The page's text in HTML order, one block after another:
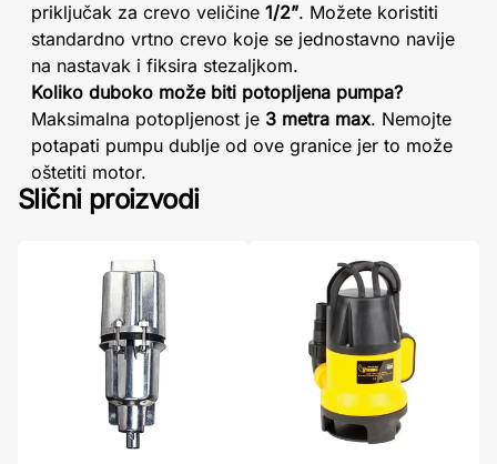
priključak za crevo veličine 1/2”. Možete koristiti
standardno vrtno crevo koje se jednostavno navije
na nastavak i fiksira stezaljkom.
Koliko duboko može biti potopljena pumpa?
Maksimalna potopljenost je 3 metra max. Nemojte
potapati pumpu dublje od ove granice jer to može
oštetiti motor.
Slični proizvodi